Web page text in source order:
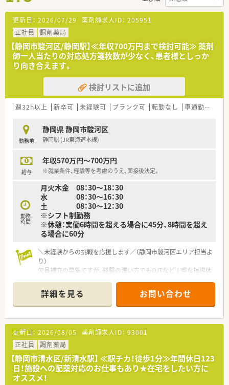
更新日： 2026/07/29 薬剤師求人ID： 205951
正社員
調剤薬局
【静岡市駿河区/静岡駅】≪年収700万円まで検討可能≫ 薬剤
師一人当たりの対応処方箋枚数が少なく、患者様としっか
り向き合えます。
検討リストに追加
週32h以上 新卒可 未経験可 ブランク可 転勤なし 車通勤可
勤務地
静岡県 静岡市駿河区
静岡駅 (JR東海道本線)
給与
年収570万円～700万円
※就業条件、経験等を考慮のうえ、面接後決定。
勤務
時間
月火木金 08：30～18：30
水 08：30～16：30
土 08：30～12：30
※シフト制勤務
※休憩：実働6時間を超える場合に45分、8時間を超え
る場合に60分
＼未経験からの挑戦を応援します／（静岡市駿河区エリア担当よ
り）
欠員補充の募集ですが、経験の浅い方でもOJTなど丁寧な指導体
第一歩をしっかりと踏み出してみませんか。
＊------------------------------------------＊
【店舗情報と応需状況について】
■最寄り駅である静岡駅から少し距離はありますが、車通勤が可
能となっており日々の通勤も非常に快適で便利です。
■近隣のクリニックから内科や循環器科および小児科の処方箋
を1日あたり70枚から80枚ほど応需しております。
■常時3名の薬剤師が勤務する体制を整えており、一人ひとりの
業務負担を軽減しながら丁寧な対応が可能です。
詳細を見る お問い合わせ
更新日： 2026/08/05 薬剤師求人ID： 93001
正社員
調剤薬局
【静岡市清水区/新清水駅】 ≪駅チカ！徒歩1分≫年間休日123
日！施設への配薬対応のお仕事もあり★在宅をしたい方に
オススメ！